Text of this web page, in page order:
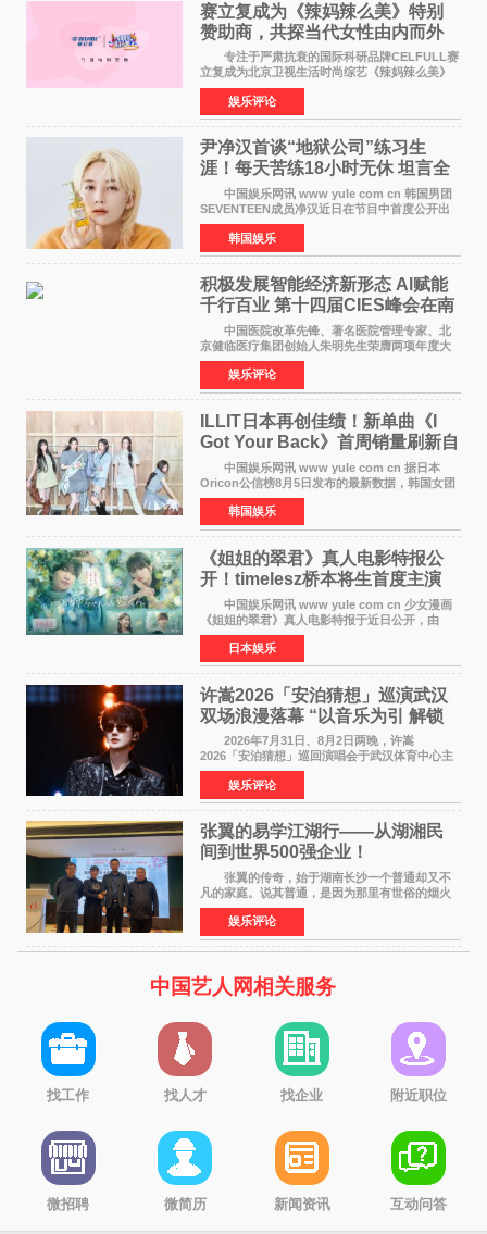
赛立复成为《辣妈辣么美》特别
赞助商，共探当代女性由内而外
活力美
专注于严肃抗衰的国际科研品牌CELFULL赛
立复成为北京卫视生活时尚综艺《辣妈辣么美》
的特别赞助商,明星辣妈袁咏仪倾情参与，向广大
都市女性传递健康生活新主张，寄语当代女性在
家庭与自我之间
娱乐评论
尹净汉首谈“地狱公司”练习生
涯！每天苦练18小时无休 坦言全
靠成员撑过来
中国娱乐网讯 www yule com cn 韩国男团
SEVENTEEN成员净汉近日在节目中首度公开出
道前的残酷练习生经历，并提及经纪公司Pledis
娱乐，引发广泛关注。 在8月2日播出的日本
TBS综艺节目《周
韩国娱乐
积极发展智能经济新形态 Al赋能
千行百业 第十四届CIES峰会在南
京盛大召开
中国医院改革先锋、著名医院管理专家、北
京健临医疗集团创始人朱明先生荣膺两项年度大
奖 2026年7月31日，盛夏金陵，长江之畔，
以重落地·真务实·强链接为主题的2026&lsquo;人
工智能+&rsquo
娱乐评论
ILLIT日本再创佳绩！新单曲《I
Got Your Back》首周销量刷新自
身纪录
中国娱乐网讯 www yule com cn 据日本
Oricon公信榜8月5日发布的最新数据，韩国女团
ILLIT在日本发行的第二张单曲《I Got Your
Back》首周销量达到71,009张，成功跻身最新一
期周单曲排行
韩国娱乐
《姐姐的翠君》真人电影特报公
开！timelesz桥本将生首度主演
12月4日上映
中国娱乐网讯 www yule com cn 少女漫画
《姐姐的翠君》真人电影特报于近日公开，由
timelesz成员桥本将生担任主演，这也是他首次
担任电影主演，引发高度关注。 女高中生咲
苗翠（中岛瑠菜
日本娱乐
许嵩2026「安泊猜想」巡演武汉
双场浪漫落幕 “以音乐为引 解锁
江城记忆”
2026年7月31日、8月2日两晚，许嵩
2026「安泊猜想」巡回演唱会于武汉体育中心主
体育场盛大开唱。许嵩与数万歌迷在此相聚，从
浪漫惬意的舞台设计到充满诚意与惊喜的现场互
动，共同开启了一场关于
娱乐评论
张翼的易学江湖行——从湖湘民
间到世界500强企业！
张翼的传奇，始于湖南长沙一个普通却又不
凡的家庭。说其普通，是因为那里有世俗的烟火
气；说其不凡，是因为家中有一位洞悉天地玄机
的长者——他的爷爷。作为当地的风水师，爷爷
是张翼走进易学
娱乐评论
中国艺人网相关服务
找工作 找人才 找企业 附近职位
微招聘 微简历 新闻资讯 互动问答